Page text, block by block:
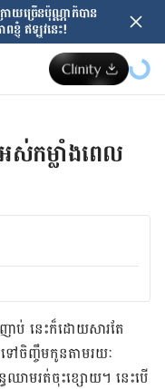
ោយ​ច្រើនប៉ុណ្ណាក៏បាន
ញុំ ឥឡូវនេះ!
ស់កម្លាំងពេល
ាប់ នេះ​ក៏​ដោយសារ​តែ​
ៅ​ចិញ្ចឹម​កូនតាមរយៈ
ធ​ឈាម​រត់​ចុះ​ខ្សោយ។ នេះ​បើ​